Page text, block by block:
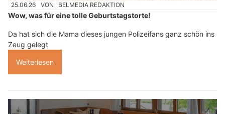
25.06.26 VON BELMEDIA REDAKTION
Wow, was für eine tolle Geburtstagstorte!
Da hat sich die Mama dieses jungen Polizeifans ganz schön ins
Zeug gelegt
Weiterlesen